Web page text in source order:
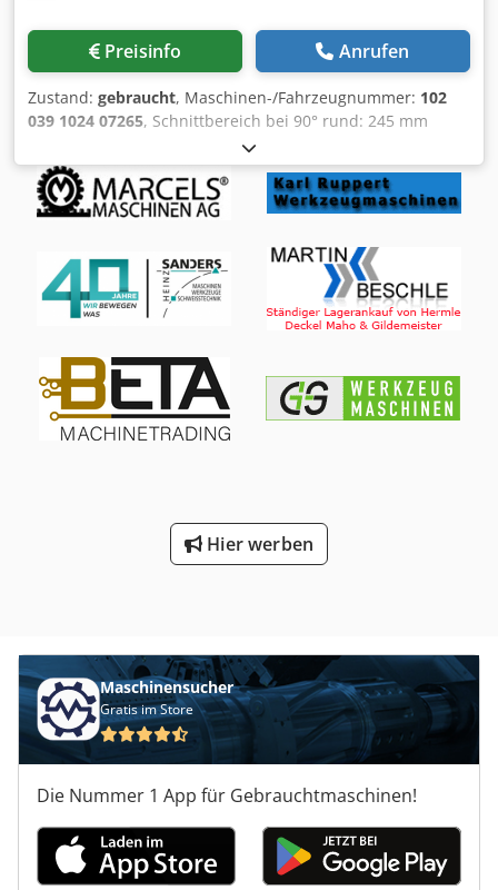
Preisinfo Anrufen
Zustand: gebraucht, Maschinen-/Fahrzeugnummer: 102
039 1024 07265, Schnittbereich bei 90° rund: 245 mm
Schnittbereich bei 90° flach: 220 x 240 mm Schnittbereich
in Gehrung bei 45°: 150 mm Saegeblattabmessungen: 400
x 31 x 2 mm Hubgeschwindigkeiten: 55 - 155 /min elektr.
Anschluss: 380 V, 1,1 kW Dkjdpfx Aocd Tmysbqor
Hier werben
Maschinensucher
Gratis im Store
Die Nummer 1 App für Gebrauchtmaschinen!